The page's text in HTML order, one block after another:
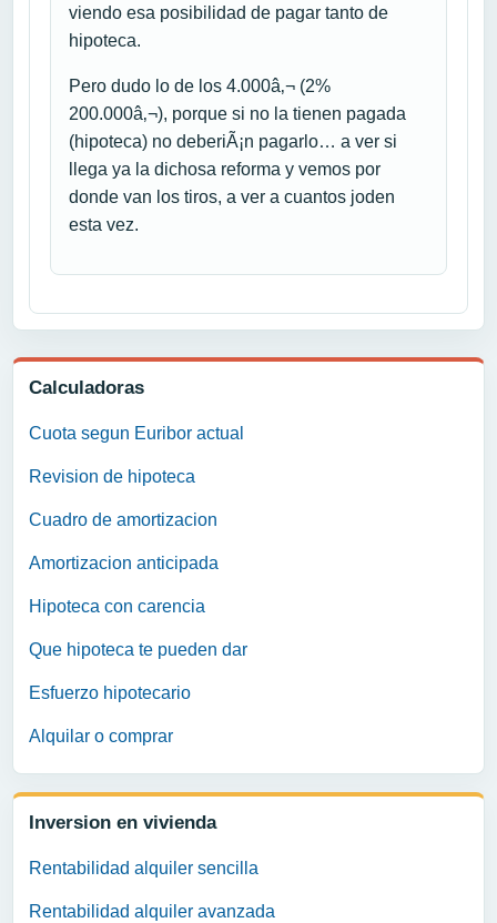
Calculadoras
Cuota segun Euribor actual
Revision de hipoteca
Cuadro de amortizacion
Amortizacion anticipada
Hipoteca con carencia
Que hipoteca te pueden dar
Esfuerzo hipotecario
Alquilar o comprar
Inversion en vivienda
Rentabilidad alquiler sencilla
Rentabilidad alquiler avanzada
viendo esa posibilidad de pagar tanto de
hipoteca.
Pero dudo lo de los 4.000â‚¬ (2%
200.000â‚¬), porque si no la tienen pagada
(hipoteca) no deberiÃ¡n pagarlo… a ver si
llega ya la dichosa reforma y vemos por
donde van los tiros, a ver a cuantos joden
esta vez.